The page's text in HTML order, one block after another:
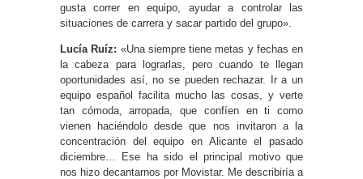
gusta correr en equipo, ayudar a controlar las
situaciones de carrera y sacar partido del grupo».
Lucía Ruíz: «Una siempre tiene metas y fechas en
la cabeza para lograrlas, pero cuando te llegan
oportunidades así, no se pueden rechazar. Ir a un
equipo español facilita mucho las cosas, y verte
tan cómoda, arropada, que confíen en ti como
vienen haciéndolo desde que nos invitaron a la
concentración del equipo en Alicante el pasado
diciembre… Ese ha sido el principal motivo que
nos hizo decantarnos por Movistar. Me describiría a